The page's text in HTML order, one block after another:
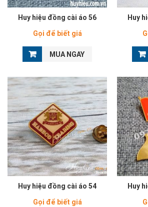
Huy hiệu đồng cài áo 56
Gọi để biết giá
MUA NGAY
Huy
Huy hiệu đồng cài áo 54
Gọi để biết giá
Huy